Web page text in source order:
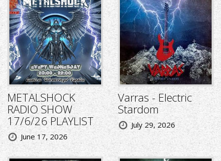
METALSHOCK
RADIO SHOW
17/6/26 PLAYLIST
June 17, 2026
Varras - Electric
Stardom
July 29, 2026